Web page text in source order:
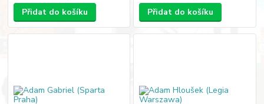
Přidat do košíku Přidat do košíku